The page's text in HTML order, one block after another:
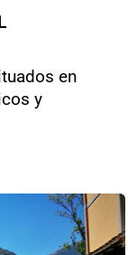
en
y